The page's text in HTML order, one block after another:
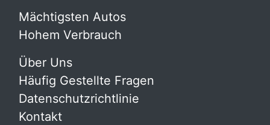
Mächtigsten Autos
Hohem Verbrauch
Über Uns
Häufig Gestellte Fragen
Datenschutzrichtlinie
Kontakt